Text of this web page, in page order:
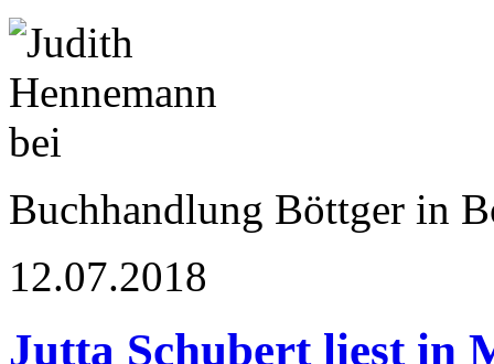
Buchhandlung Böttger in
12.07.2018
Jutta Schubert liest in